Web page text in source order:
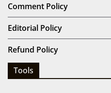
Comment Policy
Editorial Policy
Refund Policy
Tools